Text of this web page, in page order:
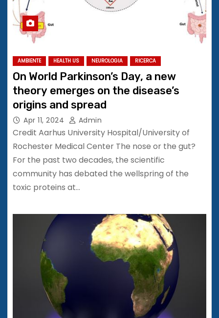
AMBIENTE HEALTH US NEUROLOGIA RICERCA
On World Parkinson’s Day, a new
theory emerges on the disease’s
origins and spread
Apr 11, 2024 Admin
Credit Aarhus University Hospital/University of
Rochester Medical Center The nose or the gut?
For the past two decades, the scientific
community has debated the wellspring of the
toxic proteins at…